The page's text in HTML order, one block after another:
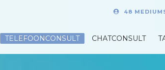
48
TELEFOONCONSULT CHATCONSULT